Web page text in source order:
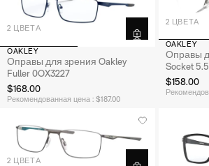
2 ЦВЕТА
OAKLEY
Оправы для зрения Oakley
Fuller 0OX3227
$168.00
Рекомендованная цена : $187.00
2 ЦВЕТА
OAKLEY
Оправы
Socket
$158.00
2 ЦВЕТА